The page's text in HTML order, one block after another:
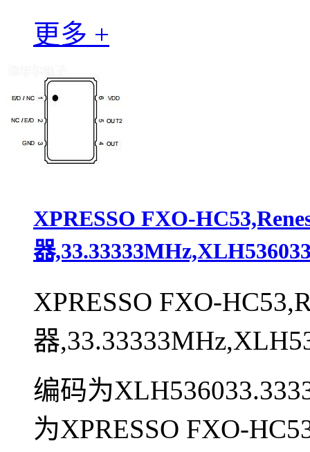
更多 +
XPRESSO FXO-
器
XPRESSO FXO-
器
编码为
为XPRESSO FXO-